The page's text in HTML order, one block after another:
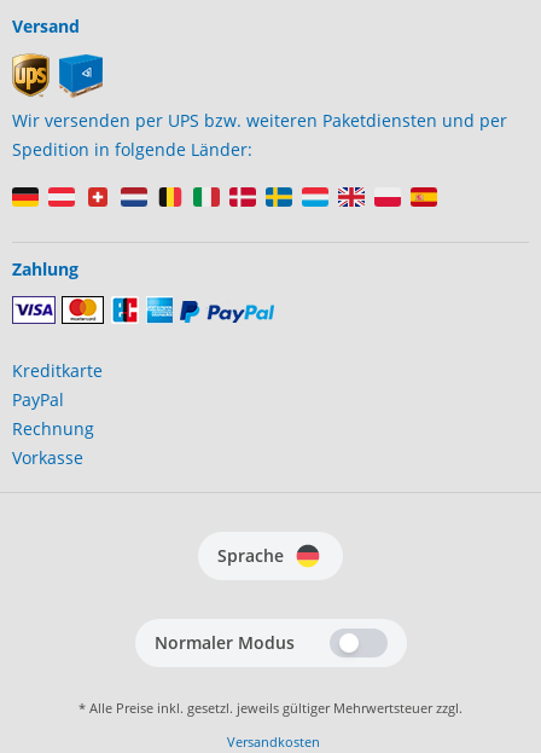
Versand
Wir versenden per UPS bzw. weiteren Paketdiensten und per
Spedition in folgende Länder:
Zahlung
Kreditkarte
PayPal
Rechnung
Vorkasse
Sprache
Normaler Modus
* Alle Preise inkl. gesetzl. jeweils gültiger Mehrwertsteuer zzgl.
Versandkosten